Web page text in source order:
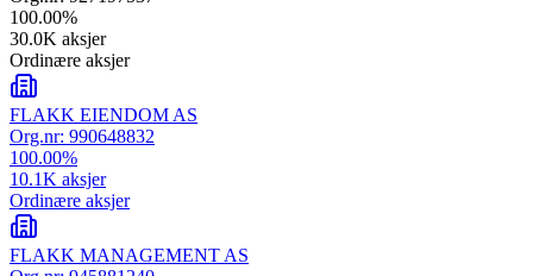
100.00%
30.0K aksjer
Ordinære aksjer
FLAKK EIENDOM AS
Org.nr: 990648832
100.00%
10.1K aksjer
Ordinære aksjer
FLAKK MANAGEMENT AS